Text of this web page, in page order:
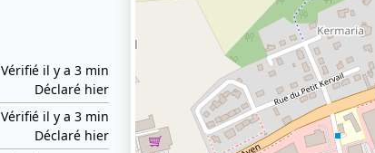
Vérifié il y a 3 min
Déclaré hier
Vérifié il y a 3 min
Déclaré hier